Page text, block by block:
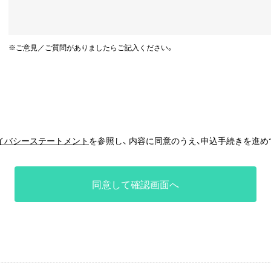
※ご意見／ご質問がありましたらご記入ください。
バシーステートメント を参照し、 内容に同意のうえ、申込手続きを進め